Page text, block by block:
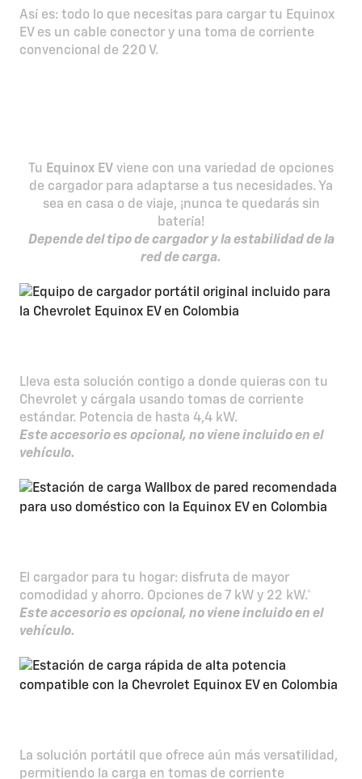
Así es: todo lo que necesitas para cargar tu Equinox
EV es un cable conector y una toma de corriente
convencional de 220 V.
Tu Equinox EV viene con una variedad de opciones
de cargador para adaptarse a tus necesidades. Ya
sea en casa o de viaje, ¡nunca te quedarás sin
batería!
Depende del tipo de cargador y la estabilidad de la
red de carga.
Lleva esta solución contigo a donde quieras con tu
Chevrolet y cárgala usando tomas de corriente
estándar. Potencia de hasta 4,4 kW.
Este accesorio es opcional, no viene incluido en el
vehículo.
El cargador para tu hogar: disfruta de mayor
comodidad y ahorro. Opciones de 7 kW y 22 kW.*
Este accesorio es opcional, no viene incluido en el
vehículo.
La solución portátil que ofrece aún más versatilidad,
permitiendo la carga en tomas de corriente